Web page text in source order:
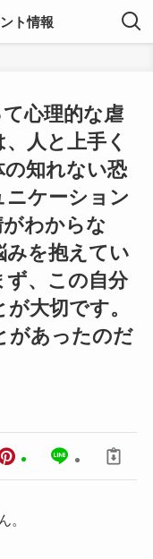
ト情報
心理的な虐
人と上手く
知れない恐
ケーション
わからな
を抱えてい
ず、この自分
大切です。
があったのだ
。